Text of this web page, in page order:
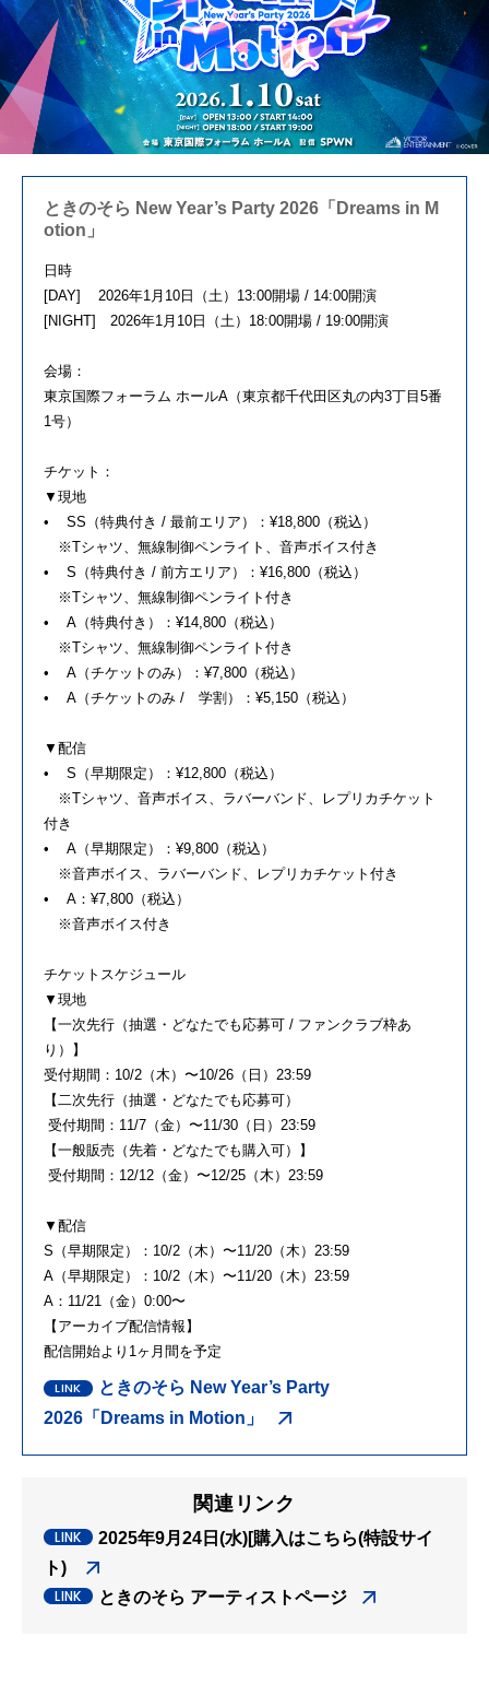
ときのそら New Year’s Party 2026「Dreams in M
otion」
日時
[DAY] 2026年1月10日（土）13:00開場 / 14:00開演
[NIGHT] 2026年1月10日（土）18:00開場 / 19:00開演
会場：
東京国際フォーラム ホールA（東京都千代田区丸の内3丁目5番
1号）
チケット：
▼現地
• SS（特典付き / 最前エリア）：¥18,800（税込）
※Tシャツ、無線制御ペンライト、音声ボイス付き
• S（特典付き / 前方エリア）：¥16,800（税込）
※Tシャツ、無線制御ペンライト付き
• A（特典付き）：¥14,800（税込）
※Tシャツ、無線制御ペンライト付き
• A（チケットのみ）：¥7,800（税込）
• A（チケットのみ / 学割）：¥5,150（税込）
▼配信
• S（早期限定）：¥12,800（税込）
※Tシャツ、音声ボイス、ラバーバンド、レプリカチケット
付き
• A（早期限定）：¥9,800（税込）
※音声ボイス、ラバーバンド、レプリカチケット付き
• A：¥7,800（税込）
※音声ボイス付き
チケットスケジュール
▼現地
【一次先行（抽選・どなたでも応募可 / ファンクラブ枠あ
り）】
受付期間：10/2（木）〜10/26（日）23:59
【二次先行（抽選・どなたでも応募可）
受付期間：11/7（金）〜11/30（日）23:59
【一般販売（先着・どなたでも購入可）】
受付期間：12/12（金）〜12/25（木）23:59
▼配信
S（早期限定）：10/2（木）〜11/20（木）23:59
A（早期限定）：10/2（木）〜11/20（木）23:59
A：11/21（金）0:00〜
【アーカイブ配信情報】
配信開始より1ヶ月間を予定
ときのそら New Year’s Party
2026「Dreams in Motion」
関連リンク
2025年9月24日(水)[購入はこちら(特設サイ
ト)
ときのそら アーティストページ